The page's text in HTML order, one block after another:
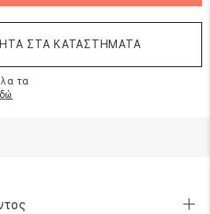
ΣΤΑ ΚΑΤΑΣΤΗΜΑΤΑ
τα